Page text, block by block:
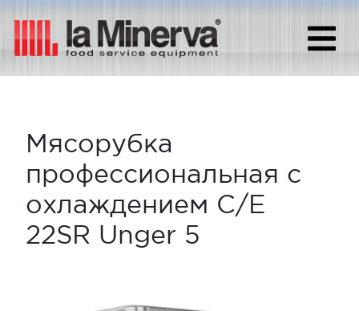
Мясорубка
профессиональная с
охлаждением C/E
22SR Unger 5